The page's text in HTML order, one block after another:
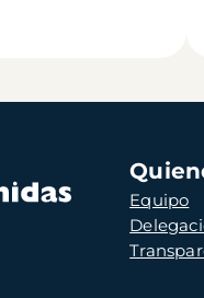
Navegación
principal
Equipo